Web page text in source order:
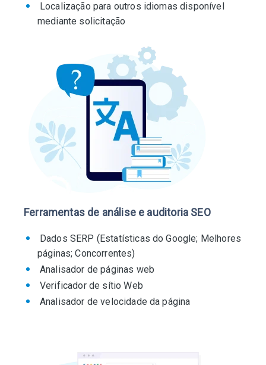
Ferramentas de análise e auditoria SEO
Dados SERP (Estatísticas do Google; Melhores
páginas; Concorrentes)
Analisador de páginas web
Verificador de sítio Web
Analisador de velocidade da página
Localização para outros idiomas disponível
mediante solicitação